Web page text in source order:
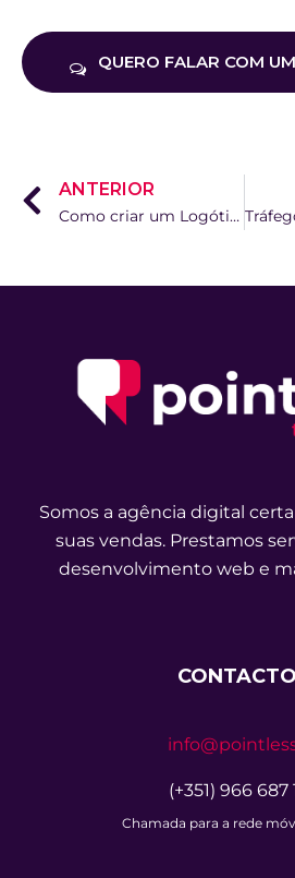
QUERO FALAR COM
ANTERIOR
Como criar um Logótipo perfeito: o guia definitivo
Somos a agência digital
suas vendas. Prestamos
desenvolvimento web e
(+351) 966 687
Chamada para a rede